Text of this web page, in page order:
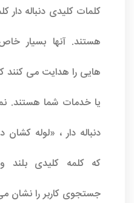
کلمات کلیدی دنباله دار
هستند. آنها بسیار
هایی را هدایت می کنند
یا خدمات شما هستند.
دنباله دار ، «لوله
که کلمه کلیدی
جستجوی کاربر را نشان